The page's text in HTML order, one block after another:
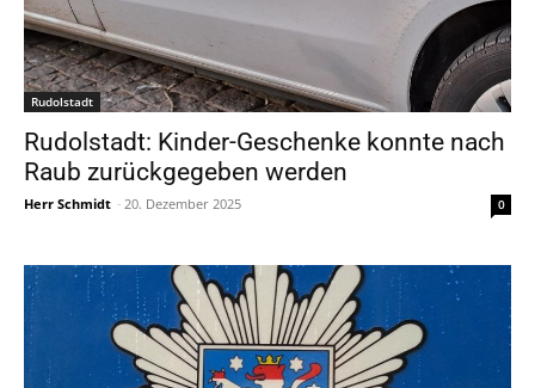
Rudolstadt
Rudolstadt: Kinder-Geschenke konnte nach
Raub zurückgegeben werden
Herr Schmidt - 20. Dezember 2025 0